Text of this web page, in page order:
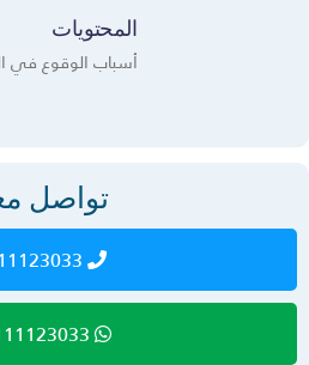
المحتويات
أسباب الوقوع في
تواصل
1111123033
01111123033